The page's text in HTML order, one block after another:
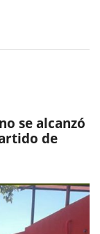
se alcanzó
de